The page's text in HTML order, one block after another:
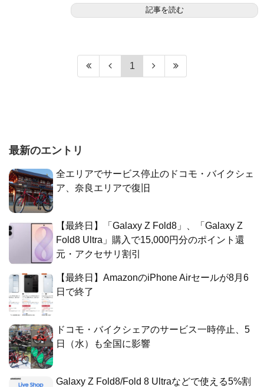
記事を読む
1
最新のエントリ
全エリアでサービス停止のドコモ・バイクシェ
ア、奈良エリアで復旧
【最終日】「Galaxy Z Fold8」、「Galaxy Z
Fold8 Ultra」購入で15,000円分のポイント還
元・アクセサリ割引
【最終日】AmazonのiPhone Airセールが8月6
日で終了
ドコモ・バイクシェアのサービス一時停止、5
日（水）も全国に影響
Galaxy Z Fold8/Fold 8 Ultraなどで使える5%割